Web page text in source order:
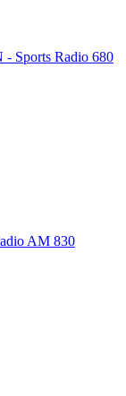
- Sports Radio 680
AM 830